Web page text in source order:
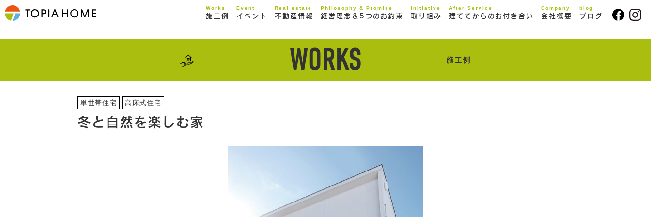
Works
施工例
Event
イベント
Real estate
不動産情報
Philosophy & Promise
経営理念＆5つのお約束
Initiative
取り組み
After Service
建ててからのお付き合い
Company
会社概要
blog
ブログ
WORKS 施工例
単世帯住宅 高床式住宅
冬と自然を楽しむ家